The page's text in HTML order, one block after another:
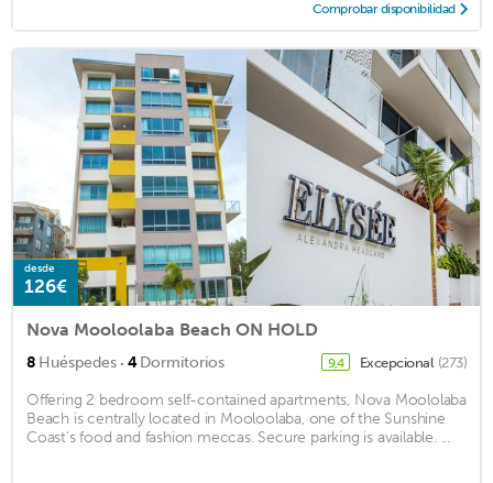
Comprobar disponibilidad
desde
126€
Nova Mooloolaba Beach ON HOLD
8 Huéspedes · 4Dormitorios 9,4 Excepcional (273)
Offering 2 bedroom self-contained apartments, Nova Moololaba
Beach is centrally located in Mooloolaba, one of the Sunshine
Coast's food and fashion meccas. Secure parking is available. ...